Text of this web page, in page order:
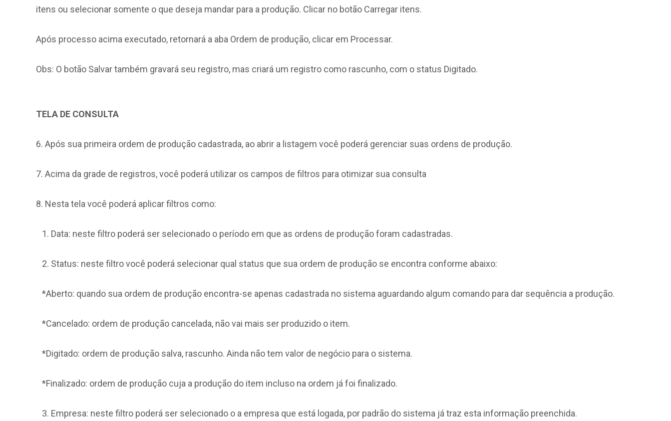
itens ou selecionar somente o que deseja mandar para a produção. Clicar no botão Carregar itens.
Após processo acima executado, retornará a aba Ordem de produção, clicar em Processar.
Obs: O botão Salvar também gravará seu registro, mas criará um registro como rascunho, com o status Digitado.
TELA DE CONSULTA
6. Após sua primeira ordem de produção cadastrada, ao abrir a listagem você poderá gerenciar suas ordens de produção.
7. Acima da grade de registros, você poderá utilizar os campos de filtros para otimizar sua consulta
8. Nesta tela você poderá aplicar filtros como:
1. Data: neste filtro poderá ser selecionado o período em que as ordens de produção foram cadastradas.
2. Status: neste filtro você poderá selecionar qual status que sua ordem de produção se encontra conforme abaixo:
*Aberto: quando sua ordem de produção encontra-se apenas cadastrada no sistema aguardando algum comando para dar sequência a produção.
*Cancelado: ordem de produção cancelada, não vai mais ser produzido o item.
*Digitado: ordem de produção salva, rascunho. Ainda não tem valor de negócio para o sistema.
*Finalizado: ordem de produção cuja a produção do item incluso na ordem já foi finalizado.
3. Empresa: neste filtro poderá ser selecionado o a empresa que está logada, por padrão do sistema já traz esta informação preenchida.